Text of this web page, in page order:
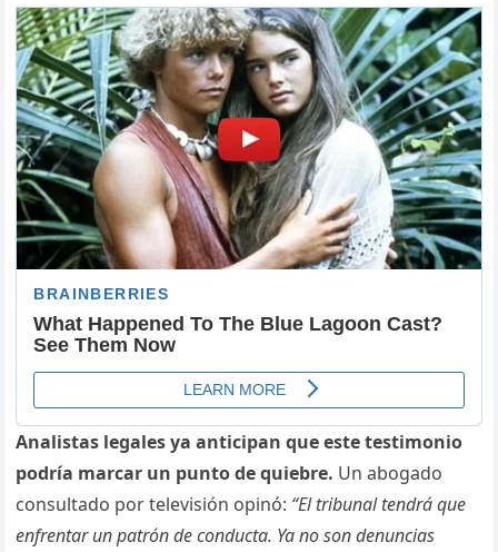
Analistas legales ya anticipan que este testimonio
podría marcar un punto de quiebre. Un abogado
consultado por televisión opinó: “El tribunal tendrá que
enfrentar un patrón de conducta. Ya no son denuncias